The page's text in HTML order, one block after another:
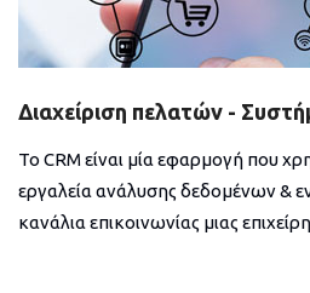
Διαχείριση πελατών -
Το CRM είναι μία εφαρμογή που
εργαλεία ανάλυσης δεδομένων &
κανάλια επικοινωνίας μιας